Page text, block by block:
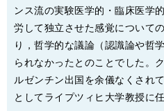
ンス流の実験医学的・臨床医学
労して独立させた感覚について
り，哲学的な議論（認識論や哲
られなかったとのことでした。
ルゼンチン出国を余儀なくされ
としてライプツィヒ大学教授に